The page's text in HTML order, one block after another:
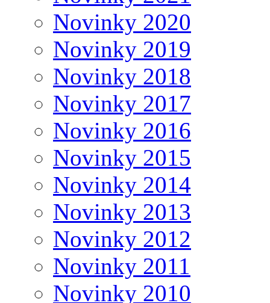
Novinky 2020
Novinky 2019
Novinky 2018
Novinky 2017
Novinky 2016
Novinky 2015
Novinky 2014
Novinky 2013
Novinky 2012
Novinky 2011
Novinky 2010